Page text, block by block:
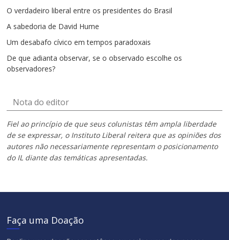
O verdadeiro liberal entre os presidentes do Brasil
A sabedoria de David Hume
Um desabafo cívico em tempos paradoxais
De que adianta observar, se o observado escolhe os
observadores?
Nota do editor
Fiel ao princípio de que seus colunistas têm ampla liberdade
de se expressar, o Instituto Liberal reitera que as opiniões dos
autores não necessariamente representam o posicionamento
do IL diante das temáticas apresentadas.
Faça uma Doação